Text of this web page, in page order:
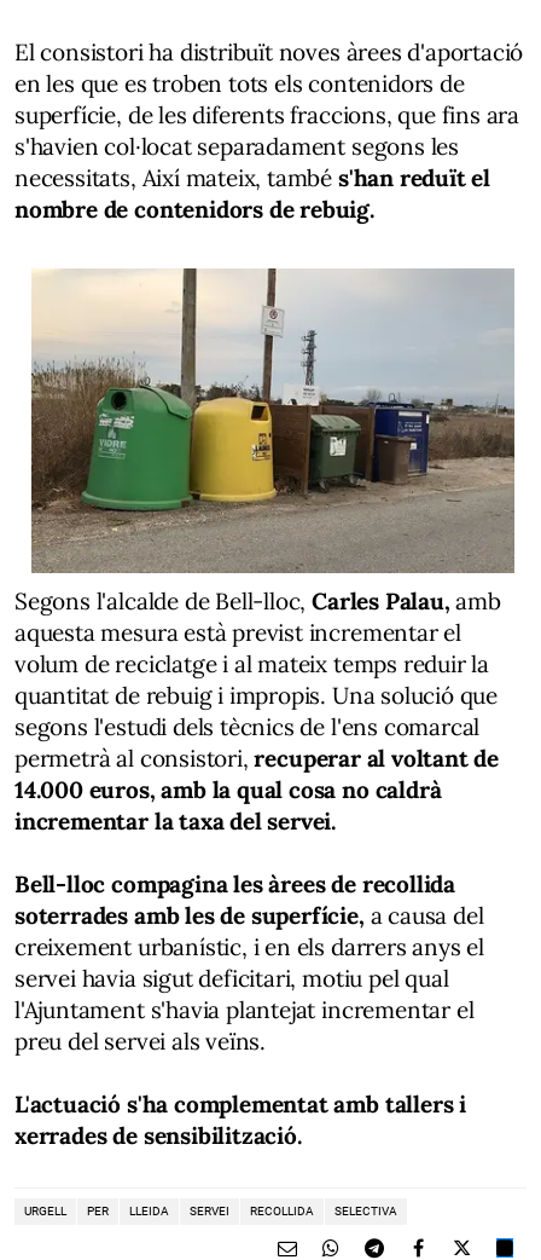
El consistori ha distribuït noves àrees d'aportació
en les que es troben tots els contenidors de
superfície, de les diferents fraccions, que fins ara
s'havien col·locat separadament segons les
necessitats, Així mateix, també s'han reduït el
nombre de contenidors de rebuig.
Segons l'alcalde de Bell-lloc,Carles Palau, amb
aquesta mesura està previst incrementar el
volum de reciclatge i al mateix temps reduir la
quantitat de rebuig i impropis. Una solució que
segons l'estudi dels tècnics de l'ens comarcal
permetrà al consistori,recuperar al voltant de
14.000 euros, amb la qual cosa no caldrà
incrementar la taxa del servei.
Bell-lloc compagina les àrees de recollida
soterrades amb les de superfície, a causa del
creixement urbanístic, i en els darrers anys el
servei havia sigut deficitari, motiu pel qual
l'Ajuntament s'havia plantejat incrementar el
preu del servei als veïns.
L'actuació s'ha complementat amb tallers i
xerrades de sensibilització.
URGELL PER LLEIDA SERVEI RECOLLIDA SELECTIVA